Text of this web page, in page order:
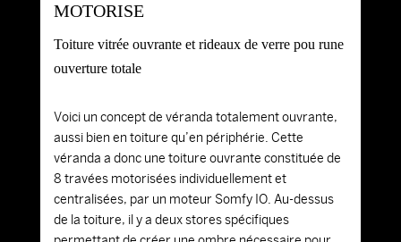
MOTORISE
Toiture vitrée ouvrante et rideaux de verre pou rune
ouverture totale
Voici un concept de véranda totalement ouvrante,
aussi bien en toiture qu’en périphérie. Cette
véranda a donc une toiture ouvrante constituée de
8 travées motorisées individuellement et
centralisées, par un moteur Somfy IO. Au-dessus
de la toiture, il y a deux stores spécifiques